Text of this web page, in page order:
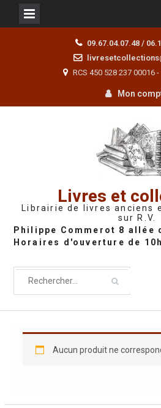
09.67.04.07.48 /
RCS 450 528 237 00016
Mon
Livres et
Librairie de livres anciens
sur R.V.
Aucun produit ne